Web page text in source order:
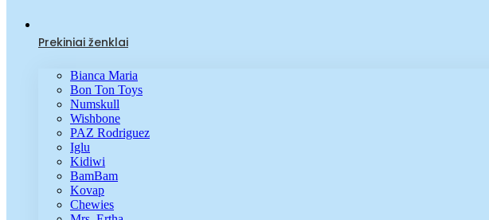
Prekiniai ženklai
Bianca Maria
Bon Ton Toys
Numskull
Wishbone
PAZ Rodriguez
Iglu
Kidiwi
BamBam
Kovap
Chewies